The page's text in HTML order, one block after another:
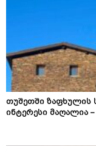
თუშეთში ზაფხულის
ინტერესი მაღალია